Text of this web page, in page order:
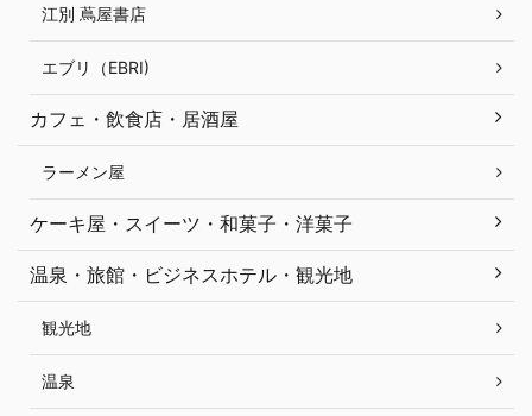
江別 蔦屋書店
エブリ（EBRI)
カフェ・飲食店・居酒屋
ラーメン屋
ケーキ屋・スイーツ・和菓子・洋菓子
温泉・旅館・ビジネスホテル・観光地
観光地
温泉